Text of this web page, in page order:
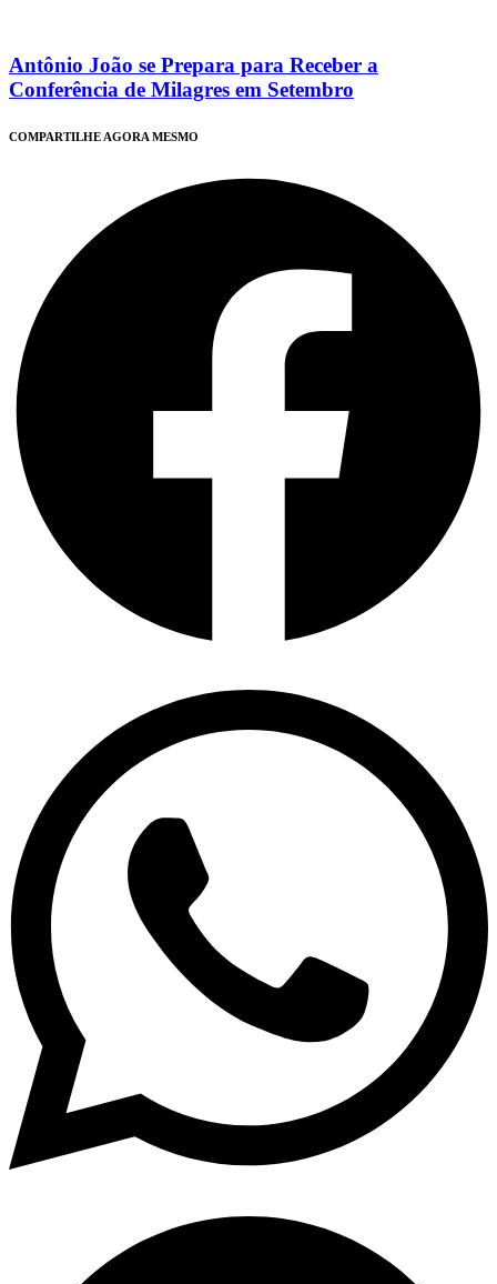
Antônio João se Prepara para Receber a
Conferência de Milagres em Setembro
COMPARTILHE AGORA MESMO